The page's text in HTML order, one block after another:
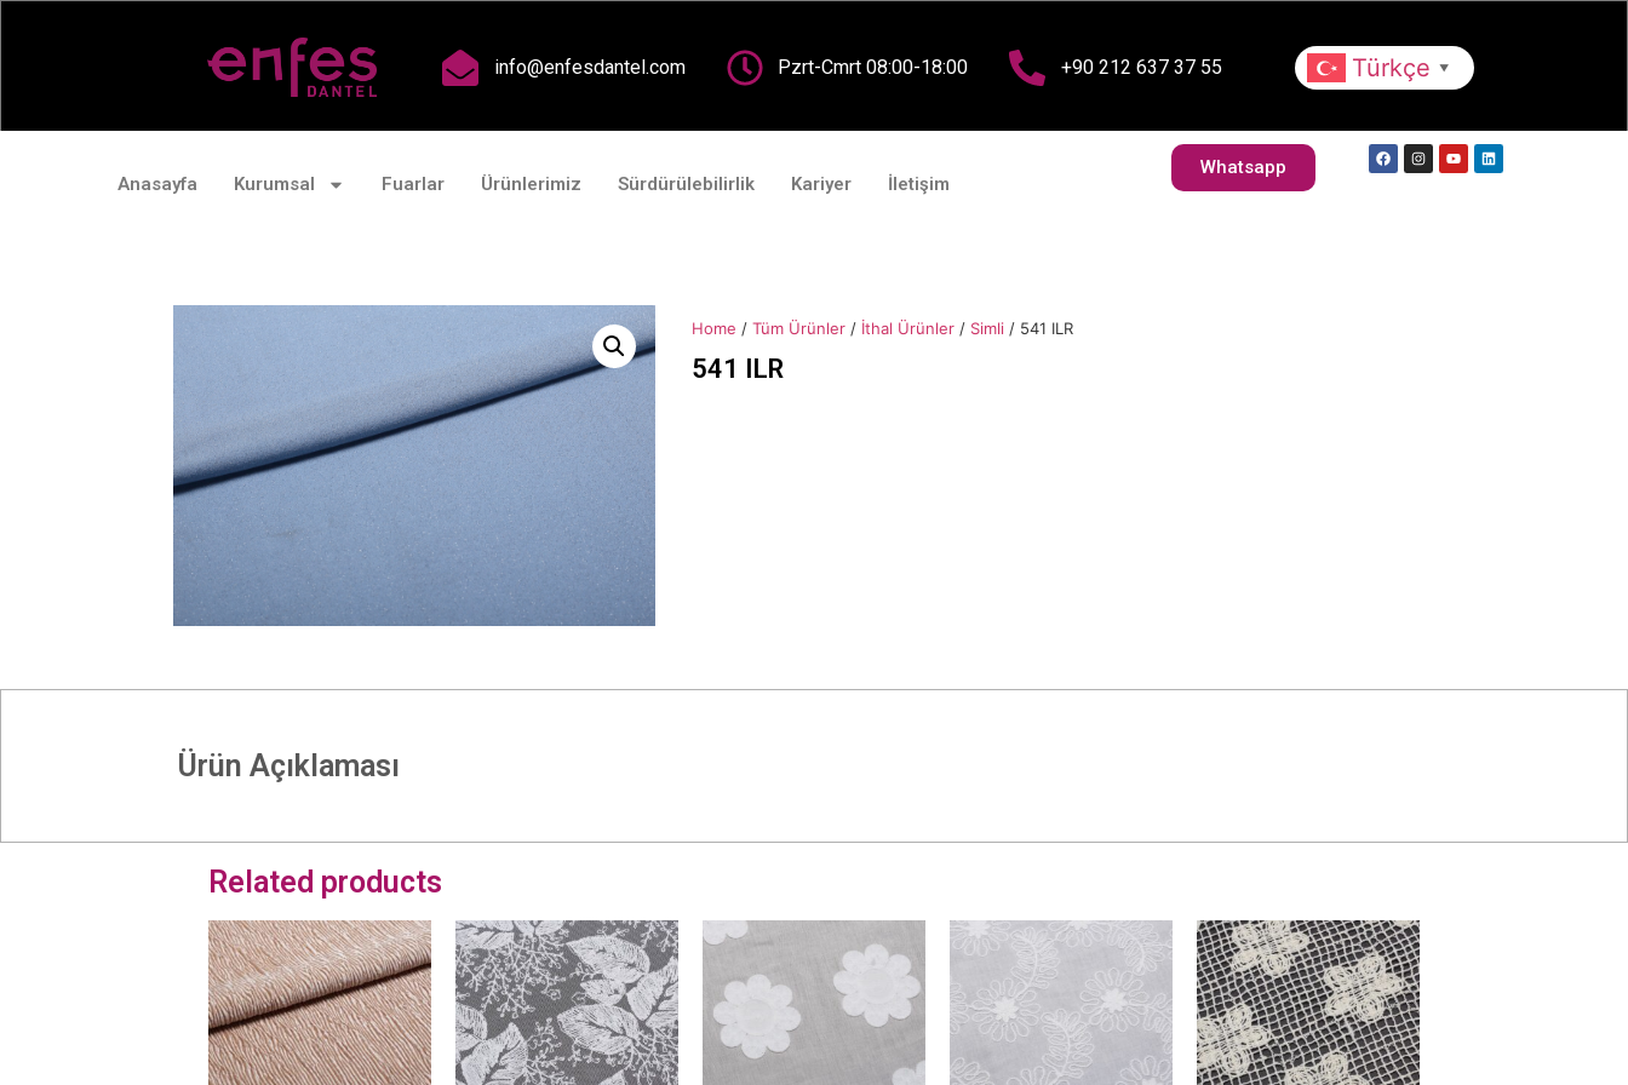
info@enfesdantel.com Pzrt-Cmrt 08:00-18:00 +90 212 637 37 55 Türkçe ▼
Anasayfa Kurumsal Fuarlar Ürünlerimiz Sürdürülebilirlik Kariyer İletişim
Whatsapp
Home / Tüm Ürünler/ İthal Ürünler/ Simli/ 541 ILR
541 ILR
Ürün Açıklaması
Related products